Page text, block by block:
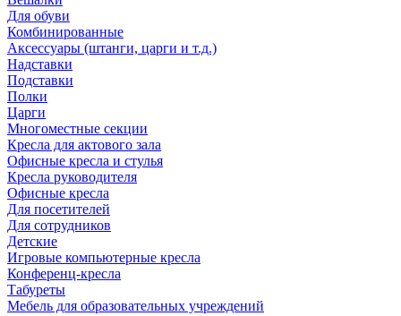
Для обуви
Комбинированные
Аксессуары (штанги, царги и т.д.)
Надставки
Подставки
Полки
Царги
Многоместные секции
Кресла для актового зала
Офисные кресла и стулья
Кресла руководителя
Офисные кресла
Для посетителей
Для сотрудников
Детские
Игровые компьютерные кресла
Конференц-кресла
Табуреты
Мебель для образовательных учреждений